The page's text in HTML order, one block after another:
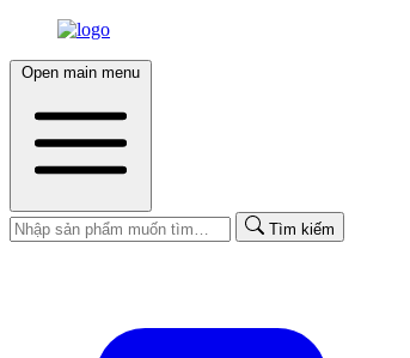
Open main menu
Tìm kiếm